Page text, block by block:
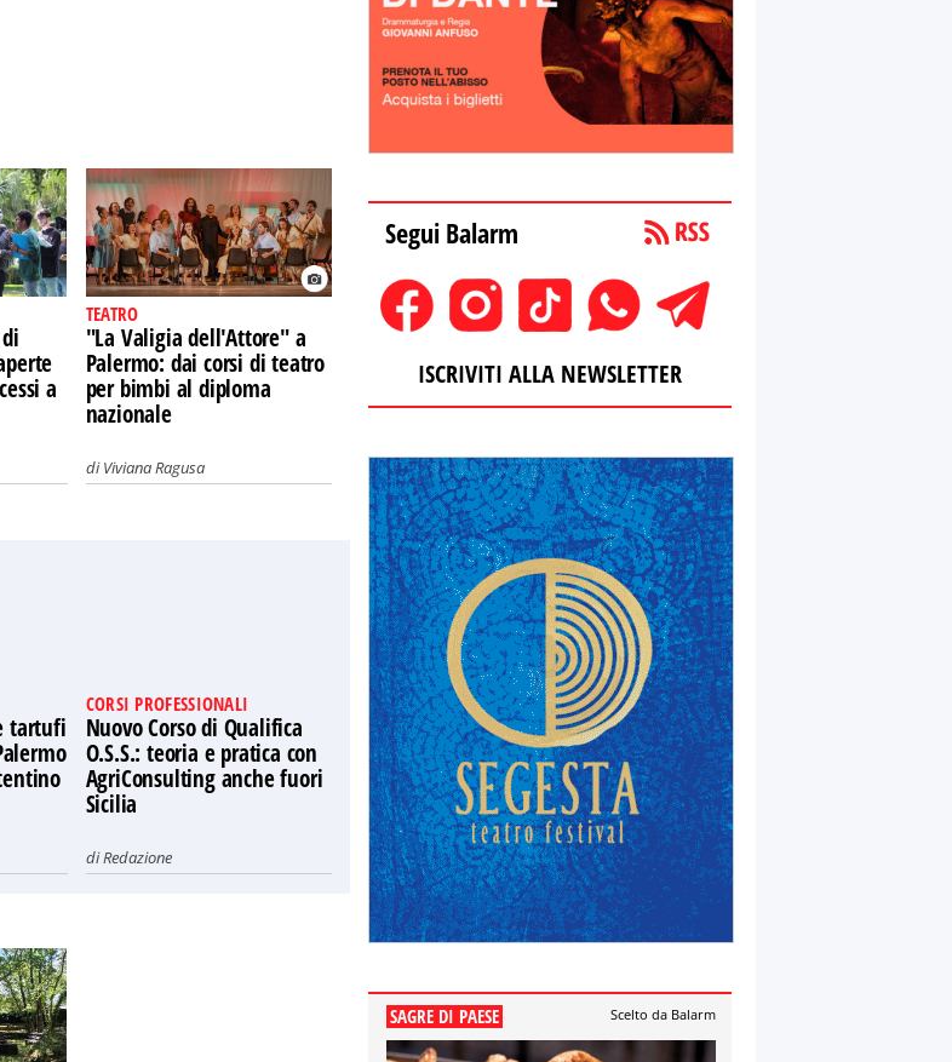
a
TEATRO
"La Valigia dell'Attore" a
Palermo: dai corsi di teatro
per bimbi al diploma
nazionale
diViviana Ragusa
tartufi
CORSI PROFESSIONALI
Nuovo Corso di Qualifica
O.S.S.: teoria e pratica con
AgriConsulting anche fuori
Sicilia
diRedazione
Segui Balarm
ISCRIVITI ALLA NEWSLETTER
SAGRE DI PAESE Scelto da Balarm